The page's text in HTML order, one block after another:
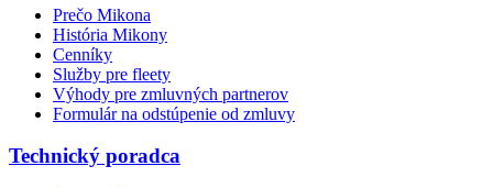
Prečo Mikona
História Mikony
Cenníky
Služby pre fleety
Výhody pre zmluvných partnerov
Formulár na odstúpenie od zmluvy
Technický poradca